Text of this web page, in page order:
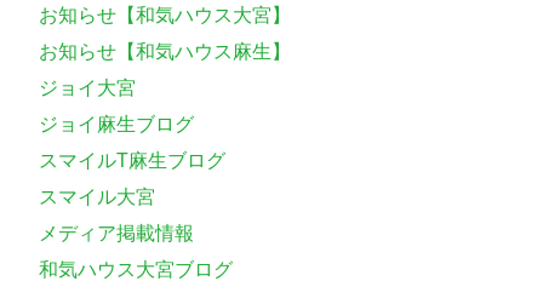
お知らせ【和気ハウス大宮】
お知らせ【和気ハウス麻生】
ジョイ大宮
ジョイ麻生ブログ
スマイルT麻生ブログ
スマイル大宮
メディア掲載情報
和気ハウス大宮ブログ